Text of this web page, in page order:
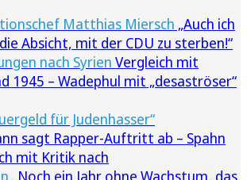
Matthias Miersch „Auch ich
Absicht, mit der CDU zu sterben!“
nach Syrien Vergleich mit
1945 – Wadephul mit „desaströser“
für Judenhasser“
sagt Rapper-Auftritt ab – Spahn
mit Kritik nach
„Noch ein Jahr ohne Wachstum, das